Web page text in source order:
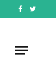
Facebook
Twitter